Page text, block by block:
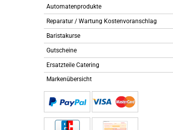
Automatenprodukte
Reparatur / Wartung Kostenvoranschlag
Baristakurse
Gutscheine
Ersatzteile Catering
Markenübersicht